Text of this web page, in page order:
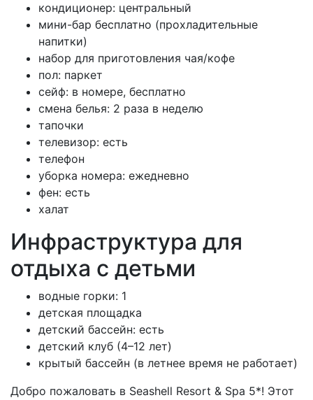
кондиционер: центральный
мини-бар бесплатно (прохладительные
напитки)
набор для приготовления чая/кофе
пол: паркет
сейф: в номере, бесплатно
смена белья: 2 раза в неделю
тапочки
телевизор: есть
телефон
уборка номера: ежедневно
фен: есть
халат
Инфраструктура для
отдыха с детьми
водные горки: 1
детская площадка
детский бассейн: есть
детский клуб (4–12 лет)
крытый бассейн (в летнее время не работает)
Добро пожаловать в Seashell Resort & Spa 5*! Этот